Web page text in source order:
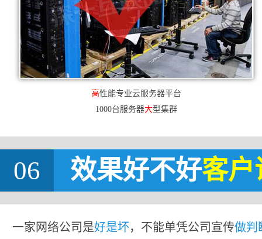
高性能专业云服务器平台
1000台服务器大型集群
06 效果好不好客户
一家网络公司是好是坏，不能单凭公司宣传做判